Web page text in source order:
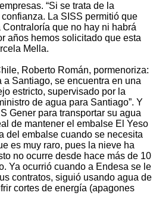
“Si se trata de la
La SISS permitió que
que no hay ni habrá
años hemos solicitado que esta
Mella.
Roberto Román, pormenoriza:
Santiago, se encuentra en una
estricto, supervisado por la
de agua para Santiago”. Y
Gener para transportar su agua
de mantener el embalse El Yeso
del embalse cuando se necesita
es muy raro, pues la nieve ha
no ocurre desde hace más de 10
Ya ocurrió cuando a Endesa se le
contratos, siguió usando agua de
cortes de energía (apagones